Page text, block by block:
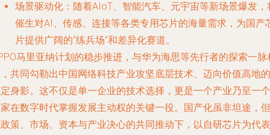
场景驱动化 ：随着AIoT、智能汽车、元宇宙等新场景爆发，
催生对AI、传感、连接等各类专用芯片的海量需求，为国产
片提供广阔的“练兵场”和差异化赛道。
马里亚纳计划的稳步推进，与华为海思等先行者的探索一脉
共同勾勒出中国网络科技产业攻坚底层技术、迈向价值高地的
身影。这不仅是单一企业的技术选择，更是一个产业乃至一个
在数字时代掌握发展主动权的关键一役。国产化虽非坦途，但
策、市场、资本与产业决心的共同推动下，以自研芯片为代表